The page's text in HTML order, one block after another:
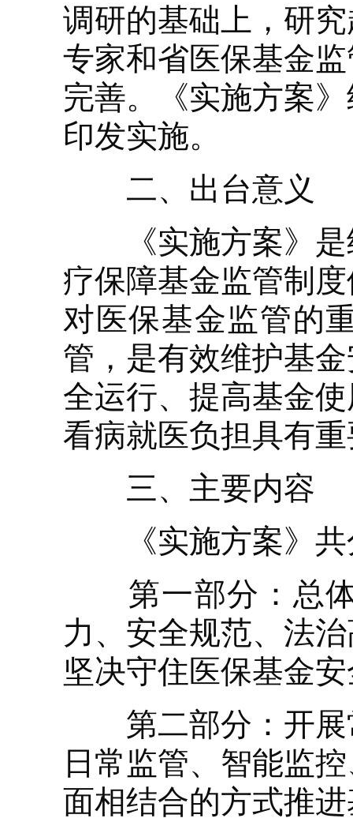
调研的基础上，研
专家和省医保基金
完善。《实施方案
印发实施。
二、出台意义
《实施方案》是
疗保障基金监管制
对医保基金监管的
管，是有效维护基
全运行、提高基金
看病就医负担具有
三、主要内容
《实施方案》共
第一部分：总体
力、安全规范、法
坚决守住医保基金
第二部分：开展
日常监管、智能监
面相结合的方式推